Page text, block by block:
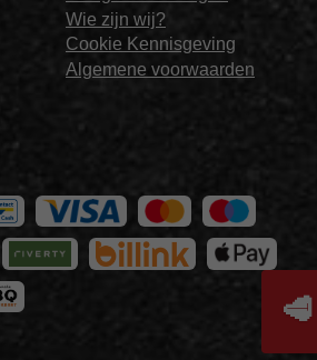
Wie zijn wij?
Cookie Kennisgeving
Algemene voorwaarden
🥩